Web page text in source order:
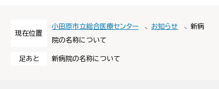
現在位置
小田原市立総合医療センター お知らせ
新病
院の名称について
足あと 新病院の名称について